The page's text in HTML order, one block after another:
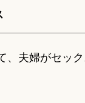
、夫婦がセッ